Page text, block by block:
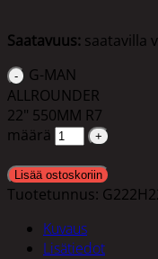
Saatavuus: saatavilla
G-MAN
ALLROUNDER
22" 550MM R7
määrä
Lisää ostoskoriin
Tuotetunnus:
Kuvaus
Lisätiedot